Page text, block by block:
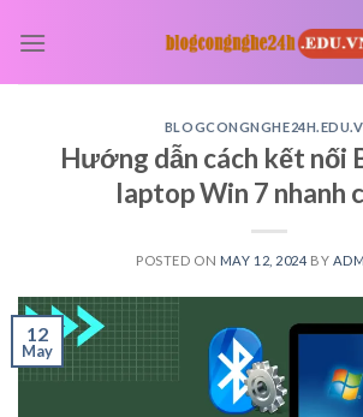
Hướng dẫn cách kết nối
laptop Win 7 nhanh
POSTED ON MAY 12, 2024 BY
12
May